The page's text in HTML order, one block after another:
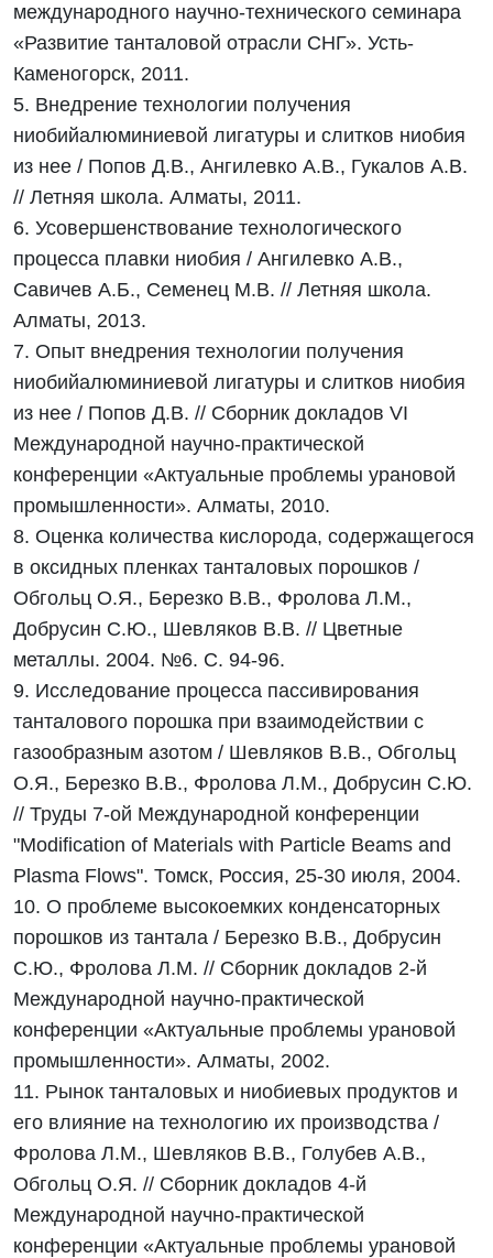
международного научно-технического семинара
«Развитие танталовой отрасли СНГ». Усть-
Каменогорск, 2011.
5. Внедрение технологии получения
ниобийалюминиевой лигатуры и слитков ниобия
из нее / Попов Д.В., Ангилевко А.В., Гукалов А.В.
// Летняя школа. Алматы, 2011.
6. Усовершенствование технологического
процесса плавки ниобия / Ангилевко А.В.,
Савичев А.Б., Семенец М.В. // Летняя школа.
Алматы, 2013.
7. Опыт внедрения технологии получения
ниобийалюминиевой лигатуры и слитков ниобия
из нее / Попов Д.В. // Сборник докладов VI
Международной научно-практической
конференции «Актуальные проблемы урановой
промышленности». Алматы, 2010.
8. Оценка количества кислорода, содержащегося
в оксидных пленках танталовых порошков /
Обгольц О.Я., Березко В.В., Фролова Л.М.,
Добрусин С.Ю., Шевляков В.В. // Цветные
металлы. 2004. №6. С. 94-96.
9. Исследование процесса пассивирования
танталового порошка при взаимодействии с
газообразным азотом / Шевляков В.В., Обгольц
О.Я., Березко В.В., Фролова Л.М., Добрусин С.Ю.
// Труды 7-ой Международной конференции
"Modification of Materials with Particle Beams and
Plasma Flows". Томск, Россия, 25-30 июля, 2004.
10. О проблеме высокоемких конденсаторных
порошков из тантала / Березко В.В., Добрусин
С.Ю., Фролова Л.М. // Сборник докладов 2-й
Международной научно-практической
конференции «Актуальные проблемы урановой
промышленности». Алматы, 2002.
11. Рынок танталовых и ниобиевых продуктов и
его влияние на технологию их производства /
Фролова Л.М., Шевляков В.В., Голубев А.В.,
Обгольц О.Я. // Сборник докладов 4-й
Международной научно-практической
конференции «Актуальные проблемы урановой